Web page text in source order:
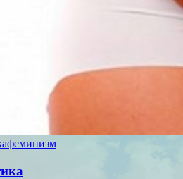
феминизм